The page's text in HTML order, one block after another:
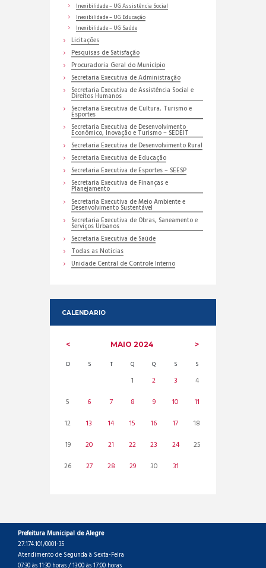
Inexibilidade – UG Assistência Social
Inexibilidade – UG Educação
Inexibilidade – UG Saúde
Licitações
Pesquisas de Satisfação
Procuradoria Geral do Município
Secretaria Executiva de Administração
Secretaria Executiva de Assistência Social e
Direitos Humanos
Secretaria Executiva de Cultura, Turismo e
Esportes
Secretaria Executiva de Desenvolvimento
Econômico, Inovação e Turismo – SEDEIT
Secretaria Executiva de Desenvolvimento Rural
Secretaria Executiva de Educação
Secretaria Executiva de Esportes – SEESP
Secretaria Executiva de Finanças e
Planejamento
Secretaria Executiva de Meio Ambiente e
Desenvolvimento Sustentável
Secretaria Executiva de Obras, Saneamento e
Serviços Urbanos
Secretaria Executiva de Saúde
Todas as Noticias
Unidade Central de Controle Interno
CALENDARIO
MAIO2024
D S T Q Q S S
1 2 3
4
5
6 7 8 9 10
11
12
13 14 15 16 17
18
19
20 21 22 23 24
25
26
27 28 29 30 31
Prefeitura Municipal de Alegre
27.174.101/0001-35
Atendimento de Segunda à Sexta-Feira